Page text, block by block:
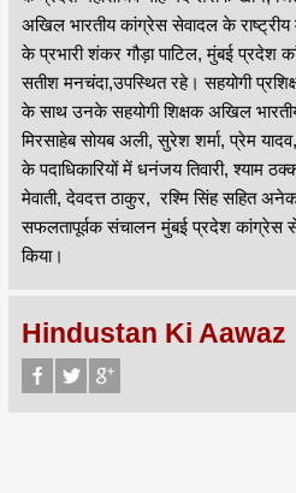
अखिल भारतीय कांग्रेस सेवादल के राष्ट्रीय
के प्रभारी शंकर गौड़ा पाटिल, मुंबई प्रदेश
सतीश मनचंदा,उपस्थित रहे। सहयोगी
के साथ उनके सहयोगी शिक्षक अखिल
मिरसाहेब सोयब अली, सुरेश शर्मा, प्रेम
के पदाधिकारियों में धनंजय तिवारी, श्याम
मेवाती, देवदत्त ठाकुर, रश्मि सिंह सहित
सफलतापूर्वक संचालन मुंबई प्रदेश कांग्रेस
किया।
Hindustan Ki Aawaz